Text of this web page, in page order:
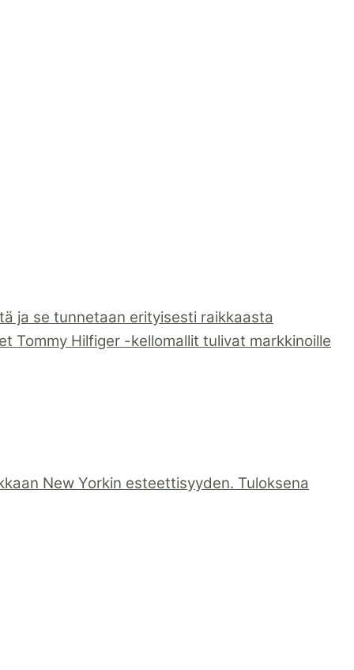
ja se tunnetaan erityisesti raikkaasta
Tommy Hilfiger -kellomallit tulivat markkinoille
New Yorkin esteettisyyden. Tuloksena